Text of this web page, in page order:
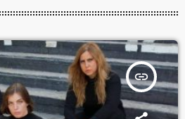
insert_link